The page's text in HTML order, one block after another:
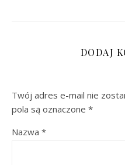
DODAJ
Twój adres e-mail nie
pola są oznaczone *
Nazwa *